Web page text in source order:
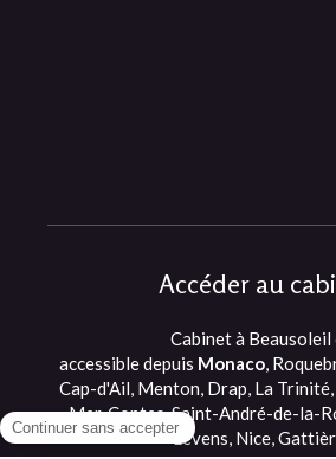
Accéder au
Cabinet à Beausoleil
accessible depuis Monaco,
Cap-d'Ail, Menton, Drap, La
Mer, Contes, Saint-André-de-la-
Levens, Nice,